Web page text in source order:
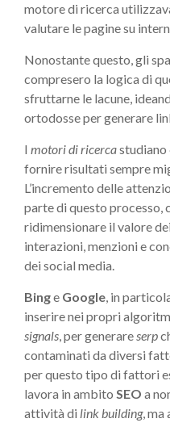
motore di ricerca
valutare le pagine su
Nonostante questo, gli
compresero la logica di
sfruttarne le lacune,
ortodosse per generare
I motori di ricercastudiano
fornire risultati sempre
L’incremento delle
parte di questo processo,
ridimensionare il valore
interazioni, menzioni e
dei social media.
Binge Google, in
inserire nei propri
signals, per generareserp
contaminati da diversi
per questo tipo di fattori
lavora in ambito SEO a
attività di link building, ma